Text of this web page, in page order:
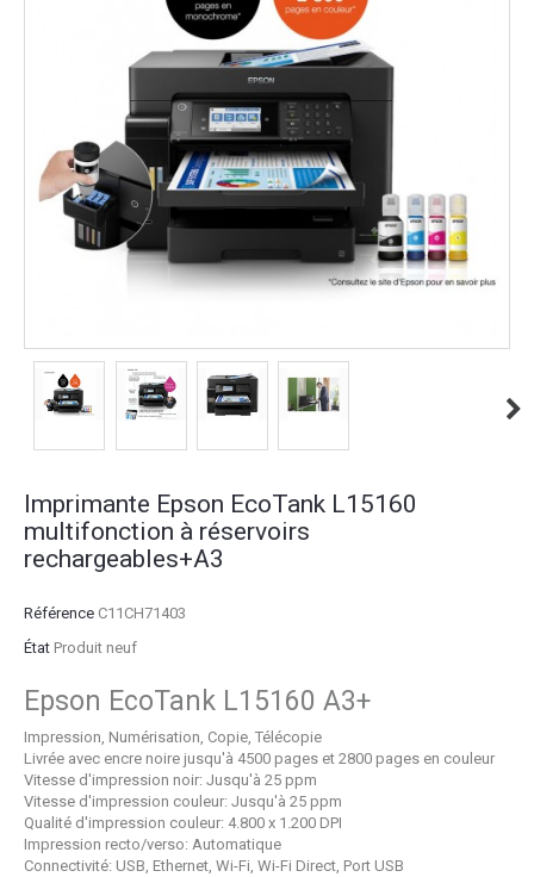
Imprimante Epson EcoTank L15160
multifonction à réservoirs
rechargeables+A3
Référence C11CH71403
État Produit neuf
Epson EcoTank L15160 A3+
Impression, Numérisation, Copie, Télécopie
Livrée avec encre noire jusqu'à 4500 pages et 2800 pages en couleur
Vitesse d'impression noir: Jusqu'à 25 ppm
Vitesse d'impression couleur: Jusqu'à 25 ppm
Qualité d'impression couleur: 4.800 x 1.200 DPI
Impression recto/verso: Automatique
Connectivité: USB, Ethernet, Wi-Fi, Wi-Fi Direct, Port USB